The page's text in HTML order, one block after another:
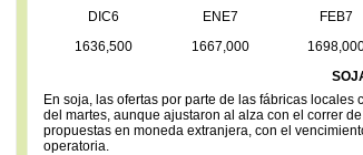
DIC6
ENE7 FEB7
1636,500
1667,000
En soja, las ofertas por parte de las fábricas
del martes, aunque ajustaron al alza con el correr
propuestas en moneda extranjera, con el
operatoria.